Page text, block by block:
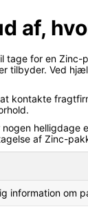
af,
for en
tilbyder. Ved
kontakte
af Zinc-
information om